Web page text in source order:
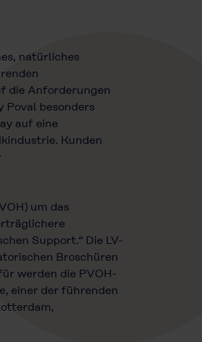
natürliches
die Anforderungen
Poval besonders
auf eine
Kunden
um das
Support.“ Die LV-
Broschüren
werden die PVOH-
einer der führenden